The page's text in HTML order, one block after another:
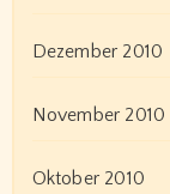
Dezember 2010
November 2010
Oktober 2010